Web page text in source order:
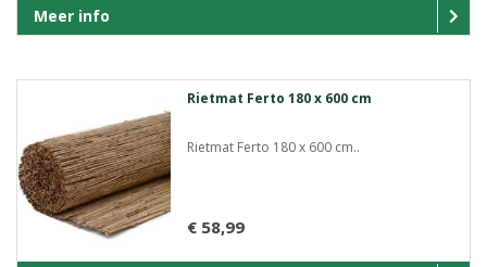
Meer info
Rietmat Ferto 180 x 600 cm
Rietmat Ferto 180 x 600 cm..
€ 58,99